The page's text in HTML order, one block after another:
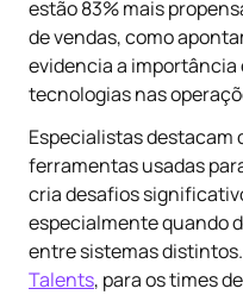
estão 83% mais
de vendas, como
evidencia a
tecnologias nas
Especialistas destacam
ferramentas usadas
cria desafios
especialmente quando
entre sistemas
Talents, para os times